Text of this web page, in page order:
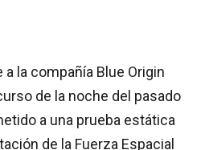
la compañía Blue Origin
de la noche del pasado
a una prueba estática
de la Fuerza Espacial